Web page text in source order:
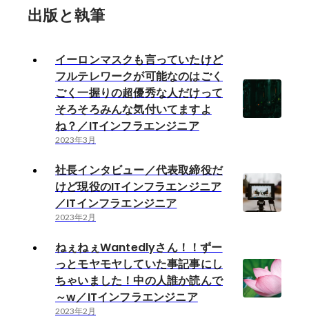
出版と執筆
イーロンマスクも言っていたけど
フルテレワークが可能なのはごく
ごく一握りの超優秀な人だけって
そろそろみんな気付いてますよ
ね？／ITインフラエンジニア
2023年3月
社長インタビュー／代表取締役だ
けど現役のITインフラエンジニア
／ITインフラエンジニア
2023年2月
ねぇねぇWantedlyさん！！ずー
っとモヤモヤしていた事記事にし
ちゃいました！中の人誰か読んで
～w／ITインフラエンジニア
2023年2月